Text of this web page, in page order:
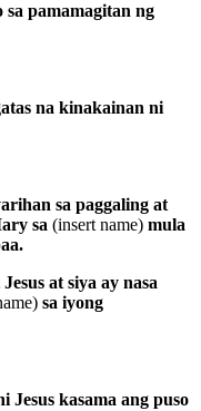
sa pamamagitan ng
na kinakainan ni
sa paggaling at
sa (insert name) mula
at siya ay nasa
sa iyong
Jesus kasama ang puso